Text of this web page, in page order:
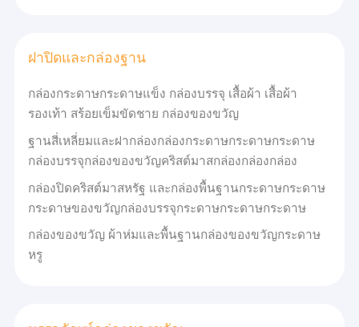
กล่องเครื่องประดับกระดาษ
กล่องกระดาษโชว์
ฝาปิดและกล่องฐาน
ฝาปิดและกล่องฐาน
กล่องกระดาษกระดาษแข็ง กล่องบรรจุ เสื้อผ้า เสื้อผ้า
รองเท้า สร้อยเข็มขัดชาย กล่องของขวัญ
ฐานสี่เหลี่ยมและฝากล่องกล่องกระดาษกระดาษกระดาษ
กล่องบรรจุกล่องของขวัญคริสต์มาสกล่องกล่องกล่อง
กล่องปิดคริสต์มาสหรัฐ และกล่องพื้นฐานกระดาษกระดาษ
กระดาษของขวัญกล่องบรรจุกระดาษกระดาษกระดาษ
กล่องของขวัญ ผ้าห่มและพื้นฐานกล่องของขวัญกระดาษ
หรู
บอร์ดคลื่น
การพิมพ์ยูวี และการผสมผสาน เพื่อเสริมผลกระทบทางสายตาและเพิ่ม
คุณภาพของผลิตภัณฑ์กระดาษ
อุปกรณ์และเทคโนโลยี
เรานําเข้าเครื่องพิมพ์จาก:
ไฮเดลเบิร์ก
แมน โรแลนด์
นอกจากนี้เรายังมีอุปกรณ์สําหรับการผลิตหลังการแปรรูป เช่น